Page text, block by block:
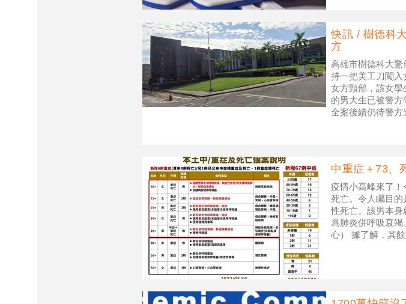
快訊 / 樹德科
方
高雄市樹德科大
持一把美工刀闖
女方頸部，該女
的男大生已被警方
全案後續仍待警方
中重症＋73、
疫情小高峰來了！
死亡。令人矚目的
性死亡。該男本身
爲肺炎併呼吸衰
心） 據了解，其